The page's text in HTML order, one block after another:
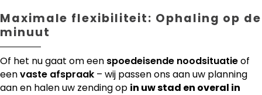
Maximale flexibiliteit: Ophaling op de
minuut
Of het nu gaat om een spoedeisende noodsituatieof
eenvaste afspraak – wij passen ons aan uw planning
aan en halen uw zending op in uw stad en overal in